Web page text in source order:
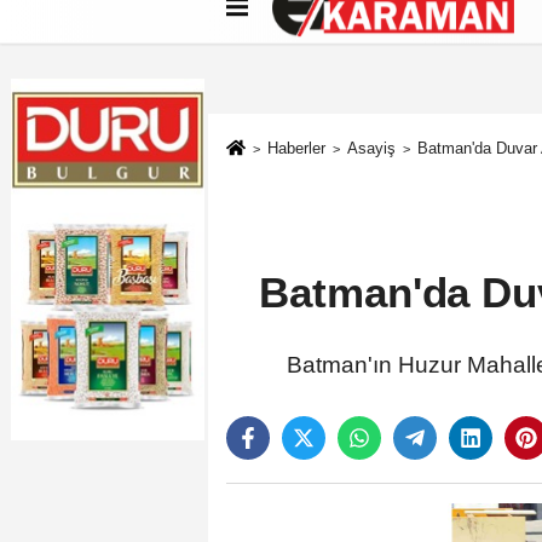
Künye İletişim Çerez Politikası
Haberler Asayiş Batman'da Duvar
Batman'da
Batman'ın Huzur